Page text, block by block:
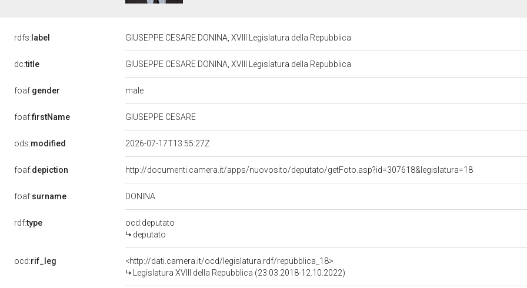
rdfs: label GIUSEPPE CESARE DONINA, XVIII Legislatura della Repubblica
dc:title GIUSEPPE CESARE DONINA, XVIII Legislatura della Repubblica
foaf:gender male
foaf:firstName GIUSEPPE CESARE
ods:modified 2026-07-17T13:55:27Z
foaf:depiction http://documenti.camera.it/apps/nuovosito/deputato/getFoto.asp?id=307618&legislatura=18
foaf:surname DONINA
rdf:type
ocd:deputato
deputato
ocd:rif_leg
<http://dati.camera.it/ocd/legislatura.rdf/repubblica_18>
Legislatura XVIII della Repubblica (23.03.2018-12.10.2022)